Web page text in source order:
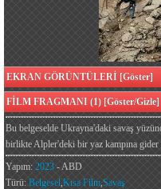
EKRAN GÖRÜNTÜLERİ [Göster]
FİLM FRAGMANI (1) [Göster/Gizle]
Bu belgeselde Ukrayna'daki savaş
birlikte Alpler'deki bir yaz kampına gider
Yapım: 2023 - ABD
Türü: Belgesel,Kısa Film,Savaş